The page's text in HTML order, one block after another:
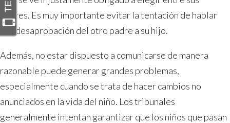
padres. Es muy importante evitar la tentación de hablar
con desaprobación del otro padre a su hijo.
Además, no estar dispuesto a comunicarse de manera
razonable puede generar grandes problemas,
especialmente cuando se trata de hacer cambios no
anunciados en la vida del niño. Los tribunales
generalmente intentan garantizar que los niños que pasan